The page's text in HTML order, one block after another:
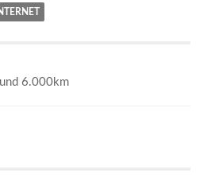
6.000km